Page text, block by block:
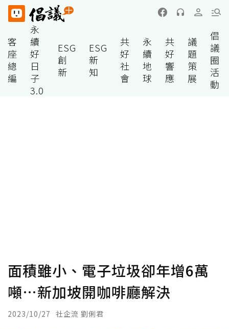
客
座
總
編
永
續
好
日
子
3.0
ESG
創
新
ESG
新
知
共
好
社
會
永
續
地
球
共
好
響
應
議
題
策
展
倡
議
圈
活
動
面積雖小、電子垃圾卻年增6萬
噸…新加坡開咖啡廳解決
2023/10/27 社企流 劉俐君